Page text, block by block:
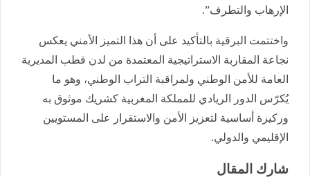
الإرهاب والتطرف”.
واختتمت البرقية بالتأكيد على أن هذا التميز الأمني يعكس
نجاعة المقاربة الاستراتيجية المعتمدة من لدن قطب المديرية
العامة للأمن الوطني ولمراقبة التراب الوطني، وهو ما
يُكرّس الدور الريادي للمملكة المغربية كشريك موثوق به
وركيزة أساسية لتعزيز الأمن والاستقرار على المستويين
الإقليمي والدولي.
شارك المقال